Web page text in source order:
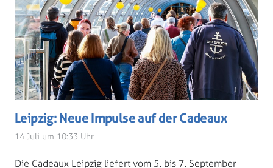
Leipzig: Neue Impulse auf der Cadeaux
14 Juli um 10:33 Uhr
Die Cadeaux Leipzig liefert vom 5. bis 7. September